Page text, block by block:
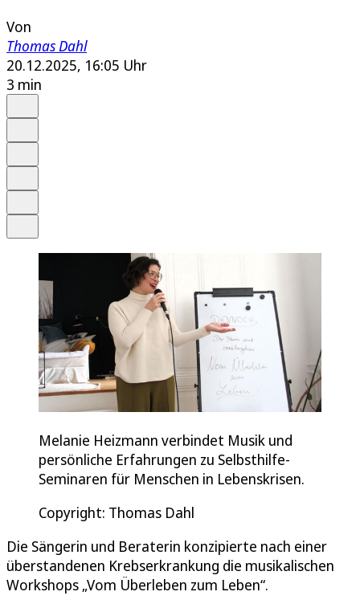
Von
Thomas Dahl
20.12.2025, 16:05 Uhr
3 min
Melanie Heizmann verbindet Musik und
persönliche Erfahrungen zu Selbsthilfe-
Seminaren für Menschen in Lebenskrisen.
Copyright: Thomas Dahl
Die Sängerin und Beraterin konzipierte nach einer
überstandenen Krebserkrankung die musikalischen
Workshops „Vom Überleben zum Leben“.